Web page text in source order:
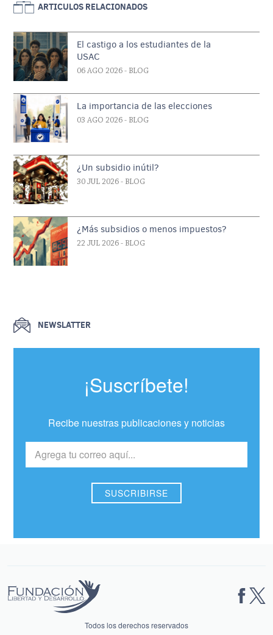
ARTICULOS RELACIONADOS
El castigo a los estudiantes de la
USAC
06 AGO 2026 - BLOG
La importancia de las elecciones
03 AGO 2026 - BLOG
¿Un subsidio inútil?
30 JUL 2026 - BLOG
¿Más subsidios o menos impuestos?
22 JUL 2026 - BLOG
NEWSLATTER
¡Suscríbete!
Recibe nuestras publicaciones y noticias
Todos los derechos reservados